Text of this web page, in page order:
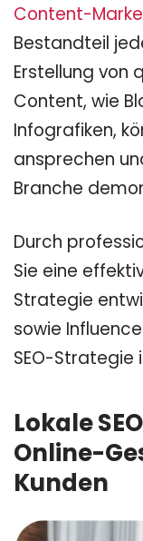
Content-
Bestandteil
Erstellung von
Content, wie
Infografiken,
ansprechen
Branche
Durch
Sie eine
Strategie
sowie
SEO-Strategie
Lokale
Online-
Kunden